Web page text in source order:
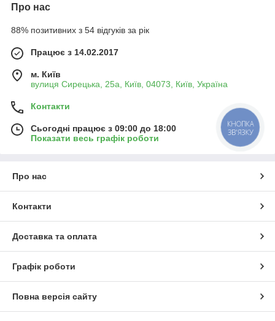
Про нас
88% позитивних з 54 відгуків за рік
Працює з 14.02.2017
м. Київ
вулиця Сирецька, 25а, Київ, 04073, Київ, Україна
Контакти
Сьогодні працює з 09:00 до 18:00
Показати весь графік роботи
Про нас
Контакти
Доставка та оплата
Графік роботи
Повна версія сайту
КНОПКА
ЗВ'ЯЗКУ